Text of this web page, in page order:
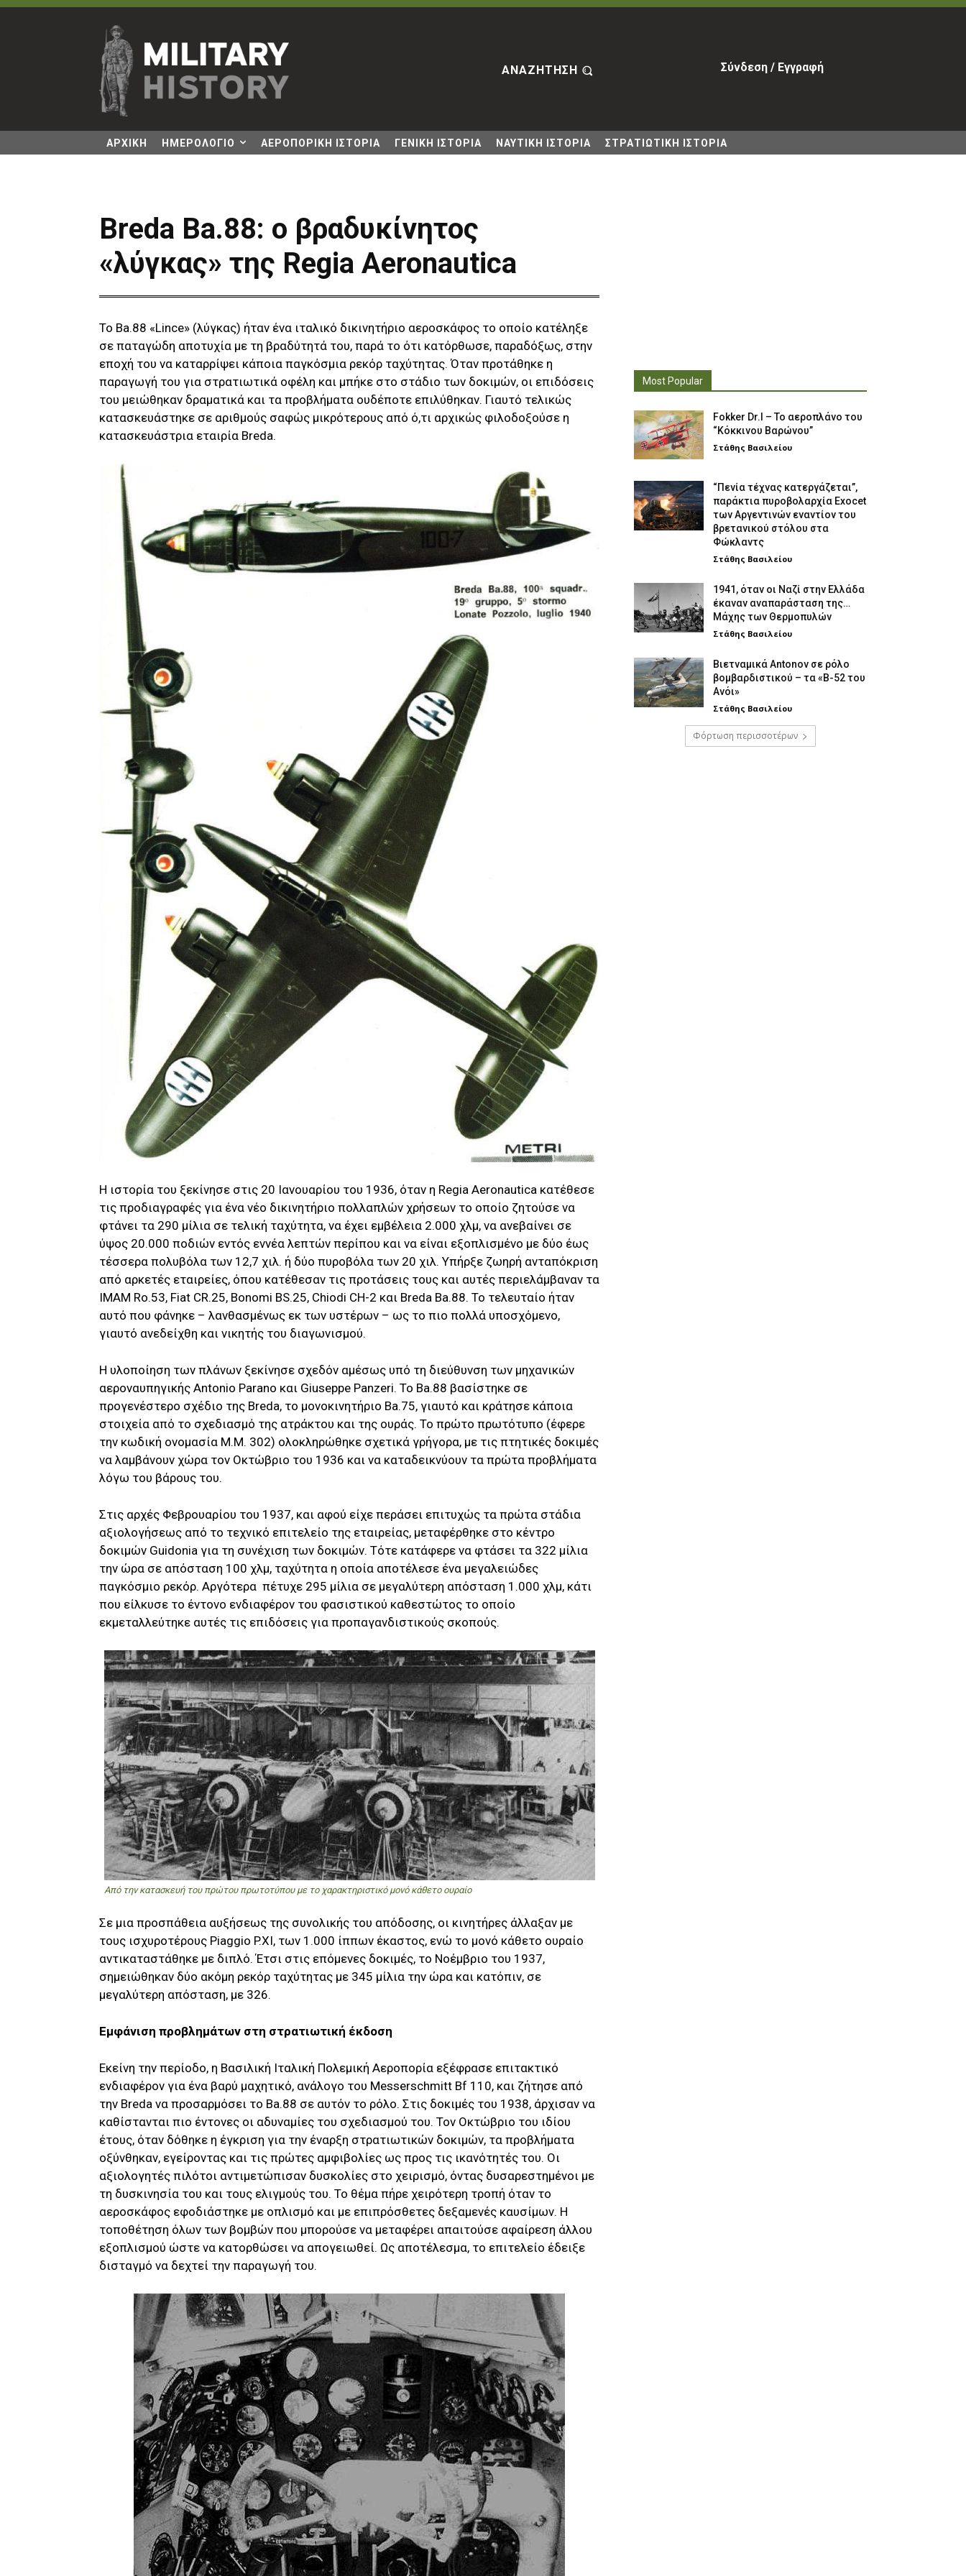
ΑΝΑΖΗΤΗΣΗ Σύνδεση / Εγγραφή
ΑΡΧΙΚΗ ΗΜΕΡΟΛΟΓΙΟ ΑΕΡΟΠΟΡΙΚΗ ΙΣΤΟΡΙΑ ΓΕΝΙΚΗ ΙΣΤΟΡΙΑ ΝΑΥΤΙΚΗ ΙΣΤΟΡΙΑ ΣΤΡΑΤΙΩΤΙΚΗ ΙΣΤΟΡΙΑ
Breda Ba.88: ο βραδυκίνητος
«λύγκας» της Regia Aeronautica
Το Ba.88 «Lince» (λύγκας) ήταν ένα ιταλικό δικινητήριο αεροσκάφος το οποίο κατέληξε
σε παταγώδη αποτυχία με τη βραδύτητά του, παρά το ότι κατόρθωσε, παραδόξως, στην
εποχή του να καταρρίψει κάποια παγκόσμια ρεκόρ ταχύτητας. Όταν προτάθηκε η
παραγωγή του για στρατιωτικά οφέλη και μπήκε στο στάδιο των δοκιμών, οι επιδόσεις
του μειώθηκαν δραματικά και τα προβλήματα ουδέποτε επιλύθηκαν. Γιαυτό τελικώς
κατασκευάστηκε σε αριθμούς σαφώς μικρότερους από ό,τι αρχικώς φιλοδοξούσε η
κατασκευάστρια εταιρία Breda.
Η ιστορία του ξεκίνησε στις 20 Ιανουαρίου του 1936, όταν η Regia Aeronautica κατέθεσε
τις προδιαγραφές για ένα νέο δικινητήριο πολλαπλών χρήσεων το οποίο ζητούσε να
φτάνει τα 290 μίλια σε τελική ταχύτητα, να έχει εμβέλεια 2.000 χλμ, να ανεβαίνει σε
ύψος 20.000 ποδιών εντός εννέα λεπτών περίπου και να είναι εξοπλισμένο με δύο έως
τέσσερα πολυβόλα των 12,7 χιλ. ή δύο πυροβόλα των 20 χιλ. Υπήρξε ζωηρή ανταπόκριση
από αρκετές εταιρείες, όπου κατέθεσαν τις προτάσεις τους και αυτές περιελάμβαναν τα
IMAM Ro.53, Fiat CR.25, Bonomi BS.25, Chiodi CH-2 και Breda Ba.88. To τελευταίο ήταν
αυτό που φάνηκε – λανθασμένως εκ των υστέρων – ως το πιο πολλά υποσχόμενο,
γιαυτό ανεδείχθη και νικητής του διαγωνισμού.
Η υλοποίηση των πλάνων ξεκίνησε σχεδόν αμέσως υπό τη διεύθυνση των μηχανικών
αεροναυπηγικής Antonio Parano και Giuseppe Panzeri. Το Ba.88 βασίστηκε σε
προγενέστερο σχέδιο της Breda, το μονοκινητήριο Ba.75, γιαυτό και κράτησε κάποια
στοιχεία από το σχεδιασμό της ατράκτου και της ουράς. Το πρώτο πρωτότυπο (έφερε
την κωδική ονομασία M.M. 302) ολοκληρώθηκε σχετικά γρήγορα, με τις πτητικές δοκιμές
να λαμβάνουν χώρα τον Οκτώβριο του 1936 και να καταδεικνύουν τα πρώτα προβλήματα
λόγω του βάρους του.
Στις αρχές Φεβρουαρίου του 1937, και αφού είχε περάσει επιτυχώς τα πρώτα στάδια
αξιολογήσεως από το τεχνικό επιτελείο της εταιρείας, μεταφέρθηκε στο κέντρο
δοκιμών Guidonia για τη συνέχιση των δοκιμών. Τότε κατάφερε να φτάσει τα 322 μίλια
την ώρα σε απόσταση 100 χλμ, ταχύτητα η οποία αποτέλεσε ένα μεγαλειώδες
παγκόσμιο ρεκόρ. Αργότερα πέτυχε 295 μίλια σε μεγαλύτερη απόσταση 1.000 χλμ, κάτι
που είλκυσε το έντονο ενδιαφέρον του φασιστικού καθεστώτος το οποίο
εκμεταλλεύτηκε αυτές τις επιδόσεις για προπαγανδιστικούς σκοπούς.
Από την κατασκευή του πρώτου πρωτοτύπου με το χαρακτηριστικό μονό κάθετο ουραίο
Σε μια προσπάθεια αυξήσεως της συνολικής του απόδοσης, οι κινητήρες άλλαξαν με
τους ισχυροτέρους Piaggio P.XI, των 1.000 ίππων έκαστος, ενώ το μονό κάθετο ουραίο
αντικαταστάθηκε με διπλό. Έτσι στις επόμενες δοκιμές, το Νοέμβριο του 1937,
σημειώθηκαν δύο ακόμη ρεκόρ ταχύτητας με 345 μίλια την ώρα και κατόπιν, σε
μεγαλύτερη απόσταση, με 326.
Εμφάνιση προβλημάτων στη στρατιωτική έκδοση
Εκείνη την περίοδο, η Βασιλική Ιταλική Πολεμική Αεροπορία εξέφρασε επιτακτικό
ενδιαφέρον για ένα βαρύ μαχητικό, ανάλογο του Μesserschmitt Bf 110, και ζήτησε από
την Breda να προσαρμόσει το Ba.88 σε αυτόν το ρόλο. Στις δοκιμές του 1938, άρχισαν να
καθίστανται πιο έντονες οι αδυναμίες του σχεδιασμού του. Τον Οκτώβριο του ιδίου
έτους, όταν δόθηκε η έγκριση για την έναρξη στρατιωτικών δοκιμών, τα προβλήματα
οξύνθηκαν, εγείροντας και τις πρώτες αμφιβολίες ως προς τις ικανότητές του. Οι
αξιολογητές πιλότοι αντιμετώπισαν δυσκολίες στο χειρισμό, όντας δυσαρεστημένοι με
τη δυσκινησία του και τους ελιγμούς του. Το θέμα πήρε χειρότερη τροπή όταν το
αεροσκάφος εφοδιάστηκε με οπλισμό και με επιπρόσθετες δεξαμενές καυσίμων. Η
τοποθέτηση όλων των βομβών που μπορούσε να μεταφέρει απαιτούσε αφαίρεση άλλου
εξοπλισμού ώστε να κατορθώσει να απογειωθεί. Ως αποτέλεσμα, το επιτελείο έδειξε
δισταγμό να δεχτεί την παραγωγή του.
Most Popular
Fokker Dr.I – To αεροπλάνο του
“Κόκκινου Βαρώνου”
Στάθης Βασιλείου
“Πενία τέχνας κατεργάζεται”,
παράκτια πυροβολαρχία Exocet
των Αργεντινών εναντίον του
βρετανικού στόλου στα
Φώκλαντς
Στάθης Βασιλείου
1941, όταν οι Ναζί στην Ελλάδα
έκαναν αναπαράσταση της…
Μάχης των Θερμοπυλών
Στάθης Βασιλείου
Βιετναμικά Antonov σε ρόλο
βομβαρδιστικού – τα «Β-52 του
Ανόι»
Στάθης Βασιλείου
Φόρτωση περισσοτέρων